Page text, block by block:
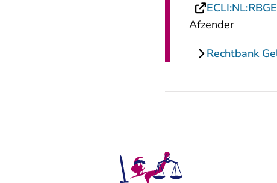
Afzender
Rechtbank